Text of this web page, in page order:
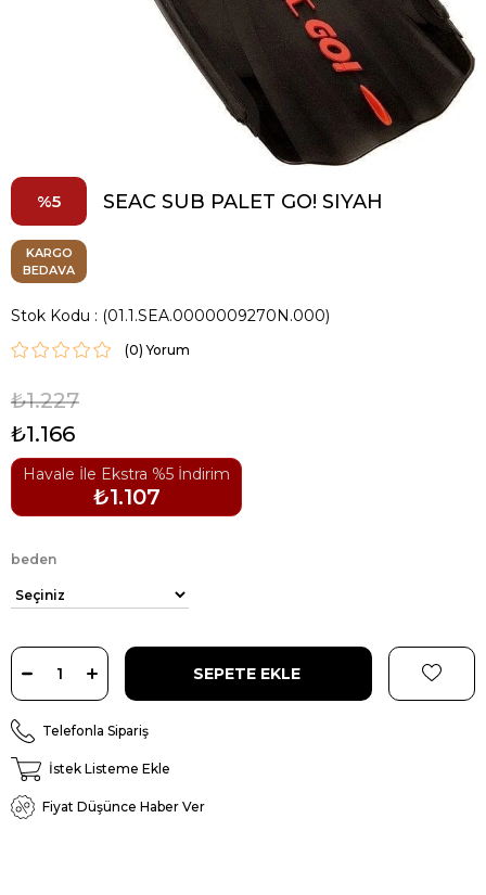
5 SEAC SUB PALET GO! SIYAH
KARGO
BEDAVA
Stok Kodu (01.1.SEA.0000009270N.000)
(0)
₺1.227
₺1.166
Havale İle Ekstra %5 İndirim
₺1.107
beden
Telefonla Sipariş
İstek Listeme Ekle
Fiyat Düşünce Haber Ver